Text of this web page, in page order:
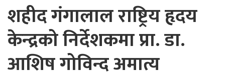
शहीद गंगालाल राष्ट्रिय हृदय
केन्द्रको निर्देशकमा प्रा. डा.
आशिष गोविन्द अमात्य